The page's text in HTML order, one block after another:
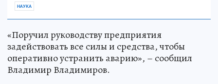
НАУКА
«Поручил руководству предприятия
задействовать все силы и средства, чтобы
оперативно устранить аварию», – сообщил
Владимир Владимиров.